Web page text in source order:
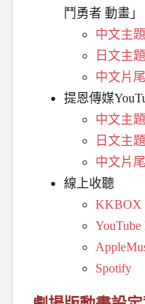
鬥勇者 動畫」
中文主
日文主
中文片
提恩傳媒
中文主
日文主
中文片
線上收聽
KKBOX
Spotify